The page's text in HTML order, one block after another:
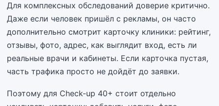
Для комплексных обследований доверие критично.
Даже если человек пришёл с рекламы, он часто
дополнительно смотрит карточку клиники: рейтинг,
отзывы, фото, адрес, как выглядит вход, есть ли
реальные врачи и кабинеты. Если карточка пустая,
часть трафика просто не дойдёт до заявки.
Поэтому для Check-up 40+ стоит отдельно